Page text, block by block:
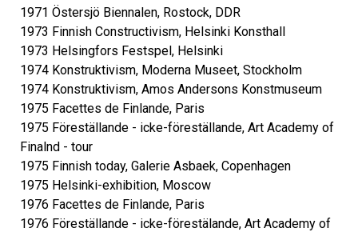
1971 Östersjö Biennalen, Rostock, DDR
1973 Finnish Constructivism, Helsinki Konsthall
1973 Helsingfors Festspel, Helsinki
1974 Konstruktivism, Moderna Museet, Stockholm
1974 Konstruktivism, Amos Andersons Konstmuseum
1975 Facettes de Finlande, Paris
1975 Föreställande - icke-föreställande, Art Academy of
Finalnd - tour
1975 Finnish today, Galerie Asbaek, Copenhagen
1975 Helsinki-exhibition, Moscow
1976 Facettes de Finlande, Paris
1976 Föreställande - icke-förestälande, Art Academy of